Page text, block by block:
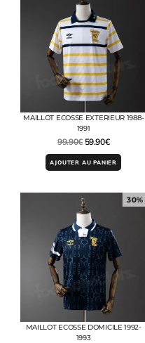
MAILLOT ECOSSE EXTERIEUR 1988-
1991
99.90€ 59.90€
AJOUTER AU PANIER
30%
MAILLOT ECOSSE DOMICILE 1992-
1993